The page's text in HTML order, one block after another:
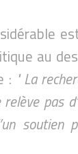
au
: " La
pas